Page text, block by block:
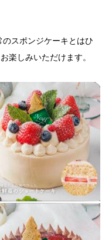
スポンジケーキとはひ
楽しみいただけます。